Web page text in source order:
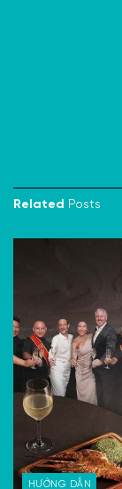
Related Posts
HƯỚNG DẪN